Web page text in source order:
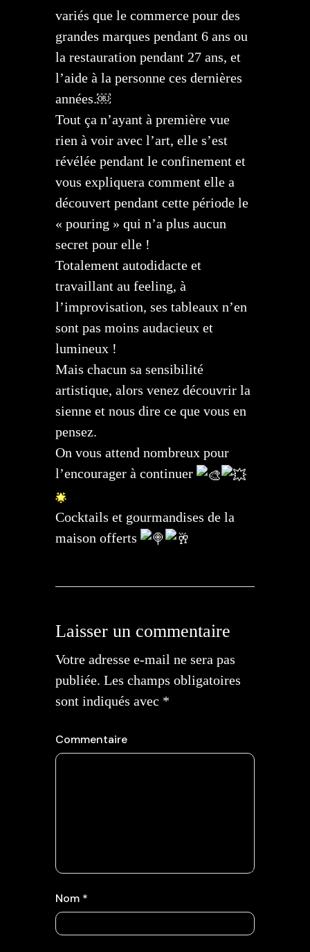
variés que le commerce pour des
grandes marques pendant 6 ans ou
la restauration pendant 27 ans, et
l’aide à la personne ces dernières
années.￼
Tout ça n’ayant à première vue
rien à voir avec l’art, elle s’est
révélée pendant le confinement et
vous expliquera comment elle a
découvert pendant cette période le
« pouring » qui n’a plus aucun
secret pour elle !
Totalement autodidacte et
travaillant au feeling, à
l’improvisation, ses tableaux n’en
sont pas moins audacieux et
lumineux !
Mais chacun sa sensibilité
artistique, alors venez découvrir la
sienne et nous dire ce que vous en
pensez.
On vous attend nombreux pour
l’encourager à continuer
Cocktails et gourmandises de la
maison offerts
Laisser un commentaire
Votre adresse e-mail ne sera pas
publiée. Les champs obligatoires
sont indiqués avec *
Commentaire
Nom *